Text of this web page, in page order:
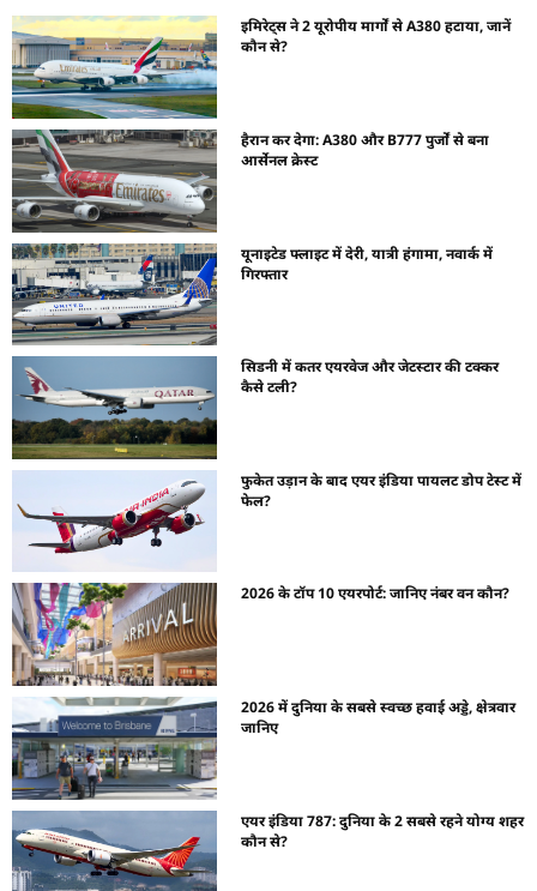
इमिरेट्स ने 2 यूरोपीय मार्गों से A380 हटाया, जानें
कौन से?
हैरान कर देगा: A380 और B777 पुर्जों से बना
आर्सेनल क्रेस्ट
यूनाइटेड फ्लाइट में देरी, यात्री हंगामा, नवार्क में
गिरफ्तार
सिडनी में कतर एयरवेज और जेटस्टार की टक्कर
कैसे टली?
फुकेत उड़ान के बाद एयर इंडिया पायलट डोप टेस्ट में
फेल?
2026 के टॉप 10 एयरपोर्ट: जानिए नंबर वन कौन?
2026 में दुनिया के सबसे स्वच्छ हवाई अड्डे, क्षेत्रवार
जानिए
एयर इंडिया 787: दुनिया के 2 सबसे रहने योग्य शहर
कौन से?